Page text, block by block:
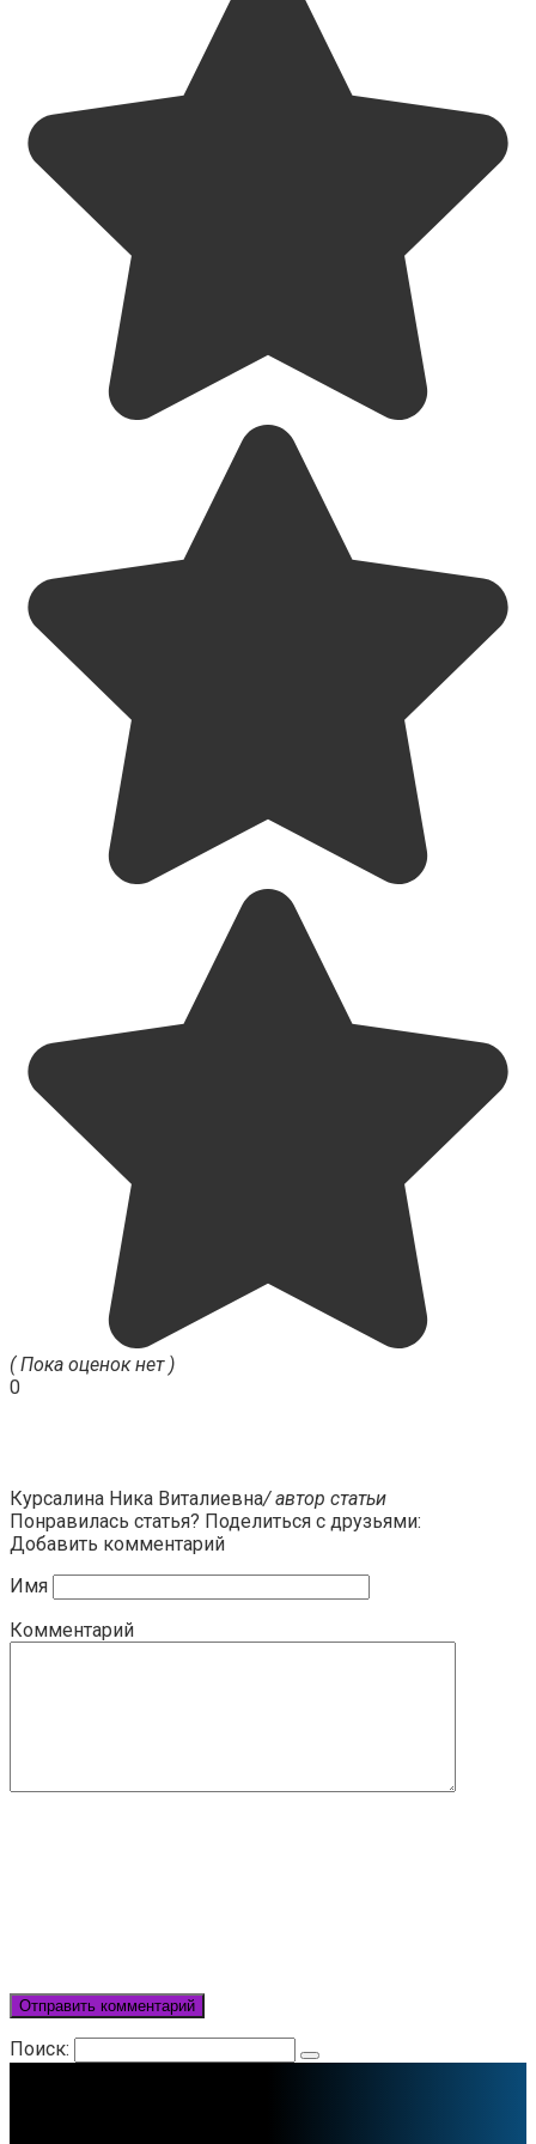
( Пока оценок нет )
0
Курсалина Ника Виталиевна/ автор статьи
Понравилась статья? Поделиться с друзьями:
Добавить комментарий
Имя
Комментарий
Поиск: